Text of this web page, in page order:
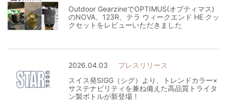
Outdoor GearzineでOPTIMUS(オプティマス)
のNOVA、123R、テラ ウィークエンド HE クッ
クセットをレビューいただきました
2026.04.03
プレスリリース
スイス発SIGG（シグ）より、トレンドカラー×
サステナビリティを兼ね備えた高品質トライタ
ン製ボトルが新登場！